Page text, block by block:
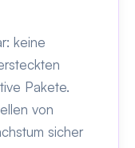
keine
Pakete.
von
sicher